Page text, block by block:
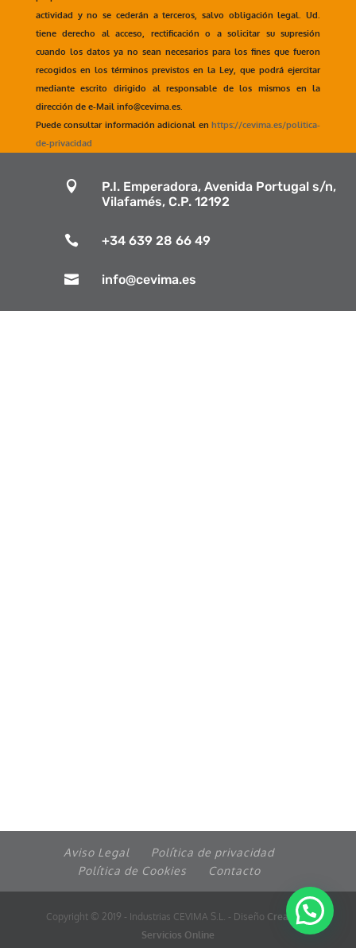
actividad y no se cederán a terceros, salvo obligación legal. Ud.
tiene derecho al acceso, rectificación o a solicitar su supresión
cuando los datos ya no sean necesarios para los fines que fueron
recogidos en los términos previstos en la Ley, que podrá ejercitar
mediante escrito dirigido al responsable de los mismos en la
dirección de e-Mail info@cevima.es.
Puede consultar información adicional enhttps://cevima.es/politica-
de-privacidad

P.I. Emperadora, Avenida Portugal s/n,
Vilafamés, C.P. 12192
 +34 639 28 66 49
 info@cevima.es
Aviso Legal
Política de privacidad
Política de Cookies
Contacto
Copyright © 2019 - Industrias CEVIMA S.L. - Diseño Crealogic
Servicios Online